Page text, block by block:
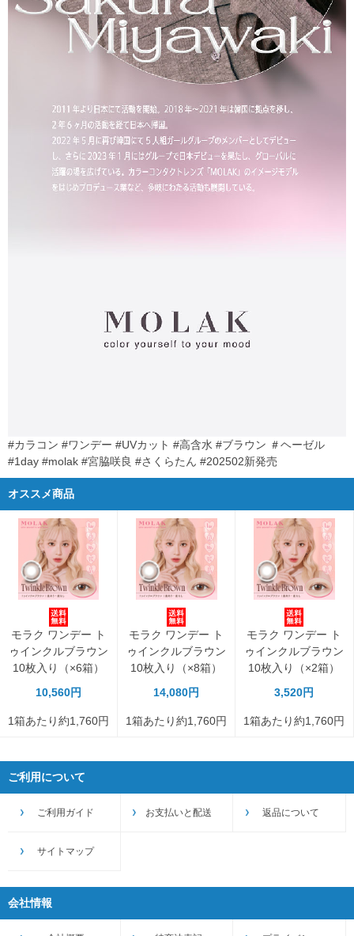
#カラコン #ワンデー #UVカット #高含水 #ブラウン ＃ヘーゼル
#1day #molak #宮脇咲良 #さくらたん #202502新発売
オススメ商品
モラク ワンデー ト
ゥインクルブラウン
10枚入り（×6箱）
10,560円
1箱あたり約1,760円
モラク ワンデー ト
ゥインクルブラウン
10枚入り（×8箱）
14,080円
1箱あたり約1,760円
モラク ワンデー ト
ゥインクルブラウン
10枚入り（×2箱）
3,520円
1箱あたり約1,760円
ご利用について
ご利用ガイド お支払いと配送 返品について
サイトマップ
会社情報